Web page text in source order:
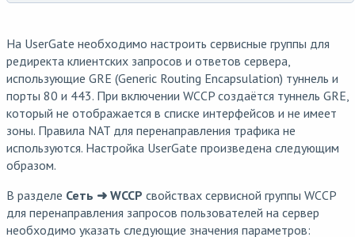
На UserGate необходимо настроить сервисные группы для
редиректа клиентских запросов и ответов сервера,
использующие GRE (Generic Routing Encapsulation) туннель и
порты 80 и 443. При включении WCCP создаётся туннель GRE,
который не отображается в списке интерфейсов и не имеет
зоны. Правила NAT для перенаправления трафика не
используются. Настройка UserGate произведена следующим
образом.
В разделе Сеть ➜ WCCP свойствах сервисной группы WCCP
для перенаправления запросов пользователей на сервер
необходимо указать следующие значения параметров: